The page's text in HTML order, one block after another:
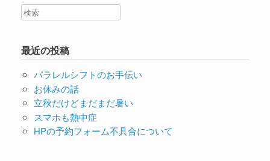
最近の投稿
パラレルシフトのお手伝い
お休みの話
立秋だけどまだまだ暑い
スマホも熱中症
HPの予約フォーム不具合について